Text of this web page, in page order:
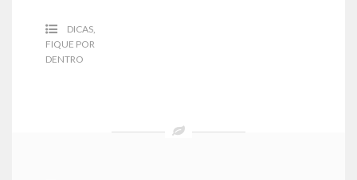
DICAS,
FIQUE POR
DENTRO